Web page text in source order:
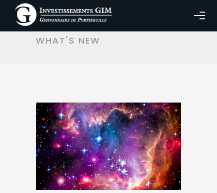
ARTICLES TAGGED WITH:
WHAT'S NEW